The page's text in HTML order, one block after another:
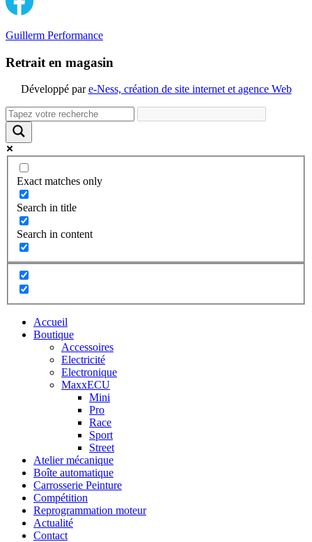
Guillerm Performance
Retrait en magasin
Développé pare-Ness, création de site internet et agence Web
Exact matches only
Search in title
Search in content
Accueil
Boutique
Accessoires
Electricité
Electronique
MaxxECU
Mini
Pro
Race
Sport
Street
Atelier mécanique
Boîte automatique
Carrosserie Peinture
Compétition
Reprogrammation moteur
Actualité
Contact